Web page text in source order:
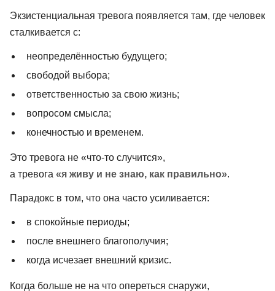
Экзистенциальная тревога появляется там, где человек
сталкивается с:
неопределённостью будущего;
свободой выбора;
ответственностью за свою жизнь;
вопросом смысла;
конечностью и временем.
Это тревога не «что-то случится»,
а тревога «я живу и не знаю, как правильно».
Парадокс в том, что она часто усиливается:
в спокойные периоды;
после внешнего благополучия;
когда исчезает внешний кризис.
Когда больше не на что опереться снаружи,